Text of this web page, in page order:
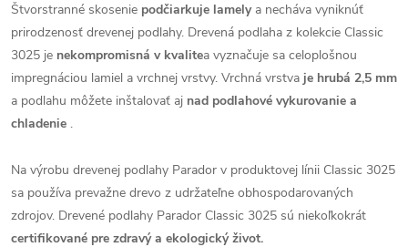
Štvorstranné skosenie podčiarkuje lamelya necháva vyniknúť
prirodzenosť drevenej podlahy. Drevená podlaha z kolekcie Classic
3025 je nekompromisná v kvalitea vyznačuje sa celoplošnou
impregnáciou lamiel a vrchnej vrstvy. Vrchná vrstva je hrubá 2,5 mm
a podlahu môžete inštalovať aj nad podlahové vykurovanie a
chladenie .
Na výrobu drevenej podlahy Parador v produktovej línii Classic 3025
sa používa prevažne drevo z udržateľne obhospodarovaných
zdrojov. Drevené podlahy Parador Classic 3025 sú niekoľkokrát
certifikované pre zdravý a ekologický život.